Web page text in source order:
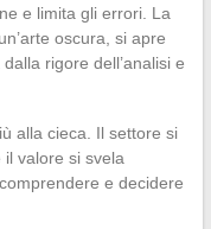
e limita gli errori. La
oscura, si apre
rigore dell’analisi e
alla cieca. Il settore si
valore si svela
e decidere